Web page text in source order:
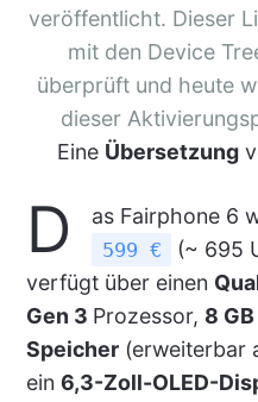
veröffentlicht. Dieser
mit den Device
überprüft und heute
dieser
Eine Übersetzung
D as Fairphone 6
599 €
(~ 695
verfügt über einen
Gen 3 Prozessor, 8
Speicher(erweiterbar
ein 6,3-Zoll-OLED-